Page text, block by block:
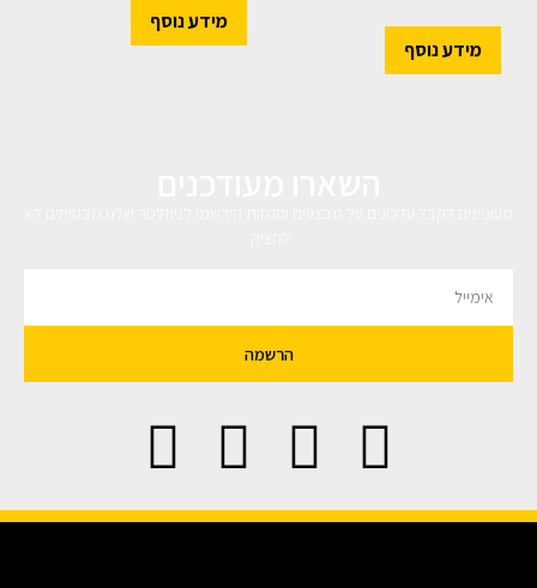
מידע נוסף
מידע נוסף
הרשמה